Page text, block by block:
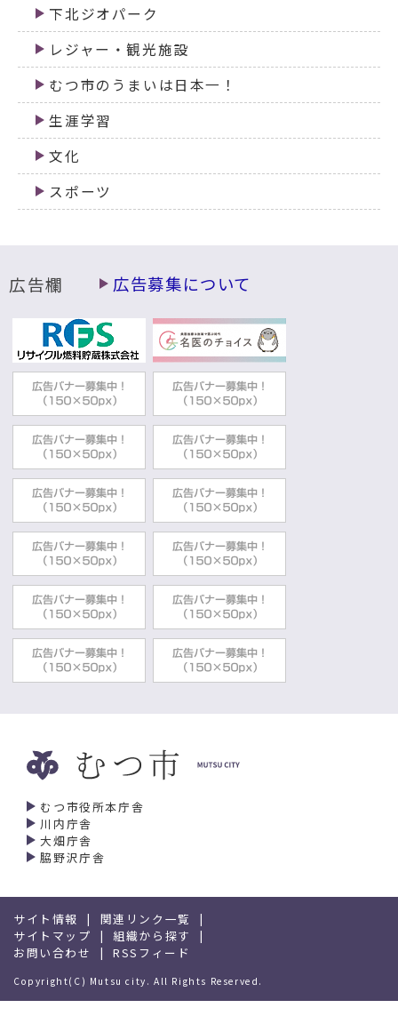
下北ジオパーク
レジャー・観光施設
むつ市のうまいは日本一！
生涯学習
文化
スポーツ
広告欄 広告募集について
むつ市役所本庁舎
川内庁舎
大畑庁舎
脇野沢庁舎
サイト情報
関連リンク一覧
サイトマップ
組織から探す
お問い合わせ
RSSフィード
Copyright(C) Mutsu city. All Rights Reserved.